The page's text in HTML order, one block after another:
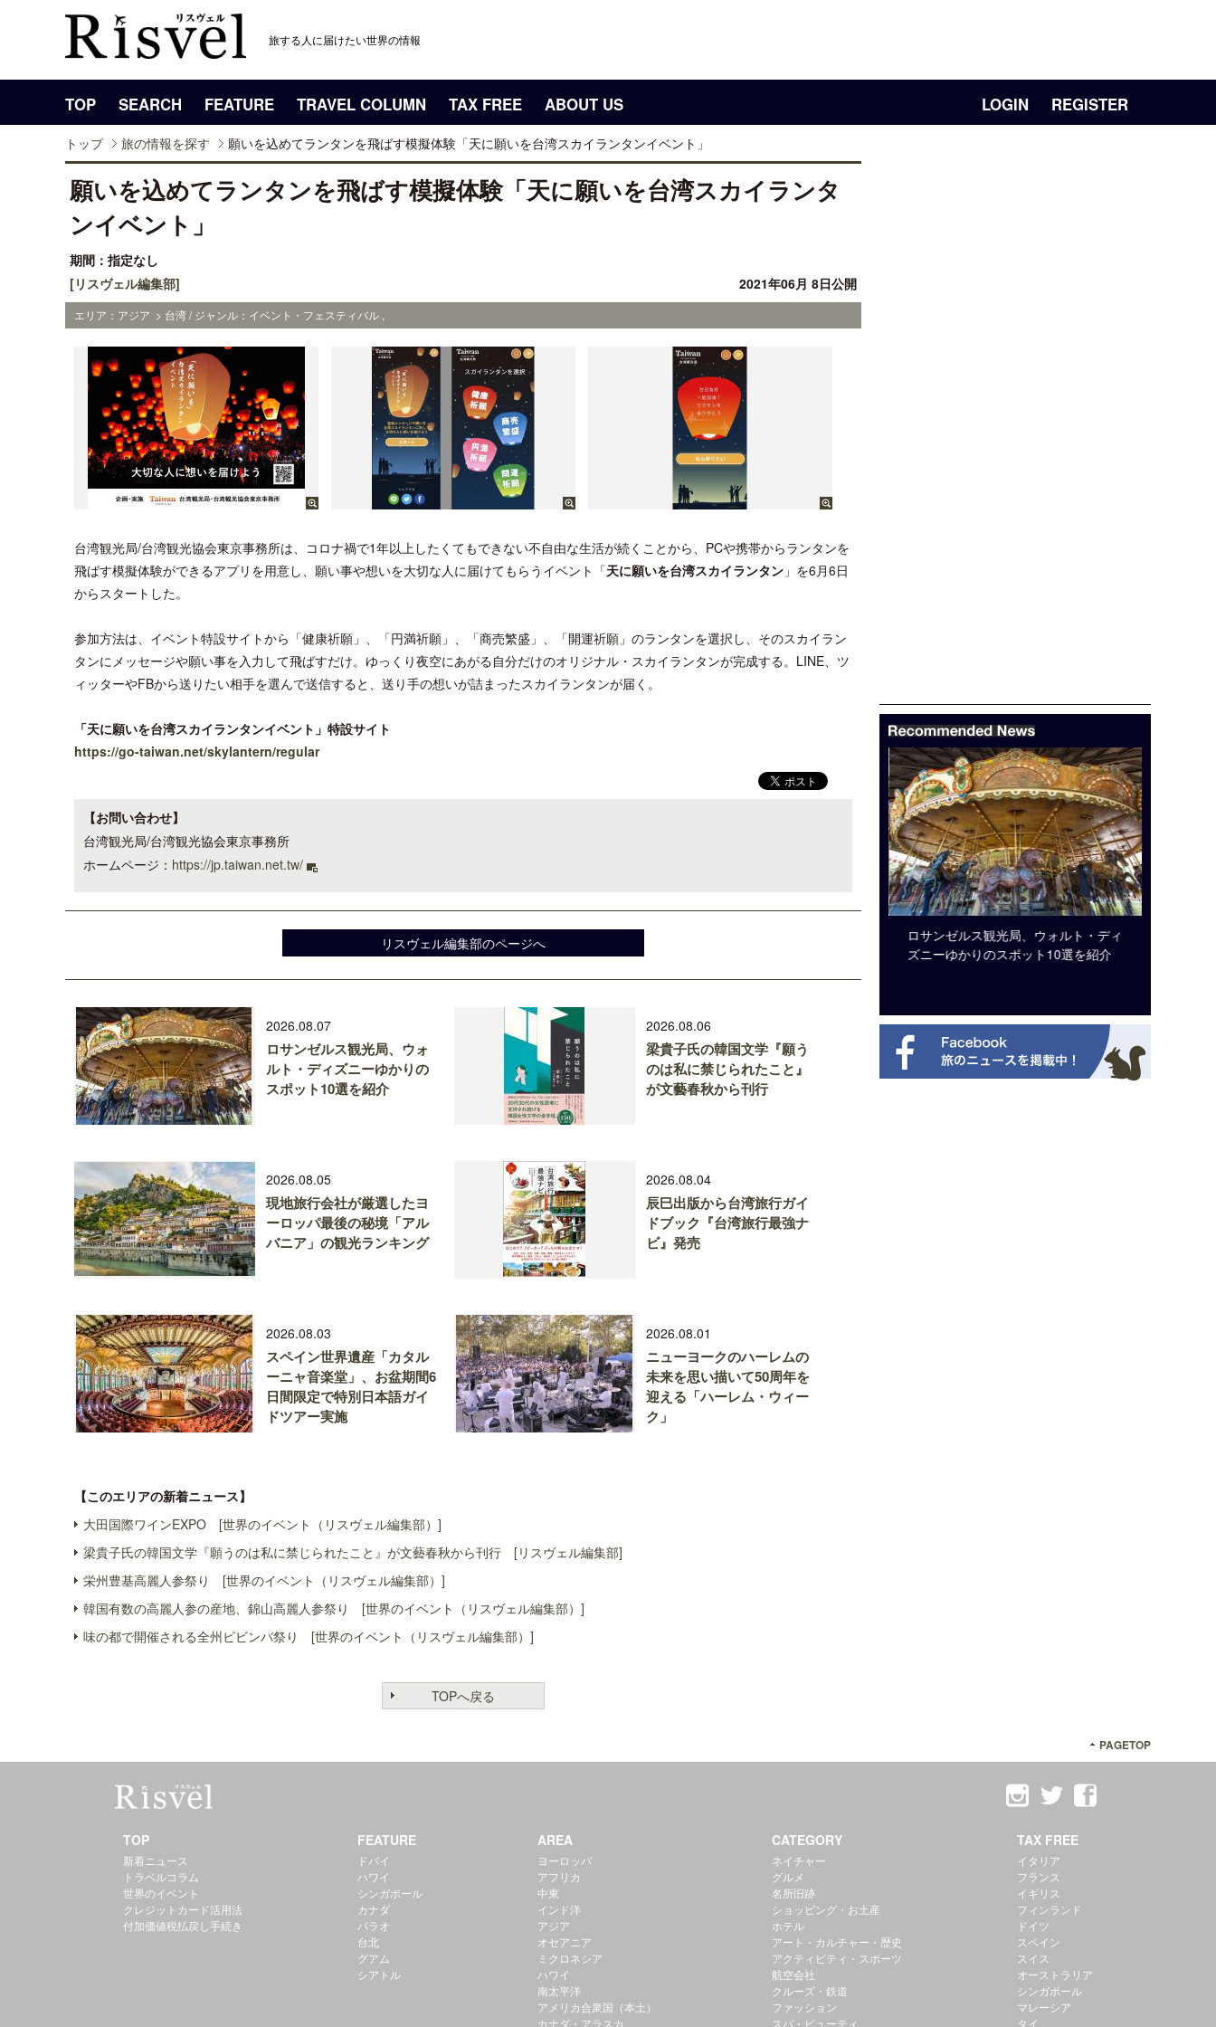
旅する人に届けたい世界の情報
TOP SEARCH FEATURE TRAVEL COLUMN TAX FREE ABOUT US LOGIN REGISTER
トップ 旅の情報を探す 願いを込めてランタンを飛ばす模擬体験「天に願いを台湾スカイランタンイベント」
願いを込めてランタンを飛ばす模擬体験「天に願いを台湾スカイランタ
ンイベント」
期間：指定なし
[リスヴェル編集部]
2021年06月 8日公開
エリア：アジア > 台湾 / ジャンル：イベント・フェスティバル ,
台湾観光局/台湾観光協会東京事務所は、コロナ禍で1年以上したくてもできない不自由な生活が続くことから、PCや携帯からランタンを
飛ばす模擬体験ができるアプリを用意し、願い事や想いを大切な人に届けてもらうイベント「天に願いを台湾スカイランタン 」を6月6日
からスタートした。
参加方法は、イベント特設サイトから「健康祈願」、「円満祈願」、「商売繁盛」、「開運祈願」のランタンを選択し、そのスカイラン
タンにメッセージや願い事を入力して飛ばすだけ。ゆっくり夜空にあがる自分だけのオリジナル・スカイランタンが完成する。LINE、ツ
ィッターやFBから送りたい相手を選んで送信すると、送り手の想いが詰まったスカイランタンが届く。
「天に願いを台湾スカイランタンイベント」特設サイト
https://go-taiwan.net/skylantern/regular
【お問い合わせ】
台湾観光局/台湾観光協会東京事務所
ホームページ： https://jp.taiwan.net.tw/
リスヴェル編集部のページへ
2026.08.07
ロサンゼルス観光局、ウォ
ルト・ディズニーゆかりの
スポット10選を紹介
2026.08.06
梁貴子氏の韓国文学『願う
のは私に禁じられたこと』
が文藝春秋から刊行
2026.08.05
現地旅行会社が厳選したヨ
ーロッパ最後の秘境「アル
バニア」の観光ランキング
2026.08.04
辰巳出版から台湾旅行ガイ
ドブック『台湾旅行最強ナ
ビ』発売
2026.08.03
スペイン世界遺産「カタル
ーニャ音楽堂」、お盆期間6
日間限定で特別日本語ガイ
ドツアー実施
2026.08.01
ニューヨークのハーレムの
未来を思い描いて50周年を
迎える「ハーレム・ウィー
ク」
【このエリアの新着ニュース】
大田国際ワインEXPO [世界のイベント（リスヴェル編集部）]
梁貴子氏の韓国文学『願うのは私に禁じられたこと』が文藝春秋から刊行 [リスヴェル編集部]
栄州豊基高麗人参祭り [世界のイベント（リスヴェル編集部）]
韓国有数の高麗人参の産地、錦山高麗人参祭り [世界のイベント（リスヴェル編集部）]
味の都で開催される全州ビビンバ祭り [世界のイベント（リスヴェル編集部）]
TOPへ戻る
クアロア・ランチ、新予約システム導
入のお知らせ
ロサンゼルス観光局、ウォルト・ディ
ズニーゆかりのスポット10選を紹介
PAGETOP
TOP
新着ニュース
トラベルコラム
世界のイベント
クレジットカード活用法
付加価値税払戻し手続き
FEATURE
ドバイ
ハワイ
シンガポール
カナダ
パラオ
台北
グアム
シアトル
AREA
ヨーロッパ
アフリカ
中東
インド洋
アジア
オセアニア
ミクロネシア
ハワイ
南太平洋
アメリカ合衆国（本土）
カナダ・アラスカ
CATEGORY
ネイチャー
グルメ
名所旧跡
ショッピング・お土産
ホテル
アート・カルチャー・歴史
アクティビティ・スポーツ
航空会社
クルーズ・鉄道
ファッション
スパ・ビューティ
TAX FREE
イタリア
フランス
イギリス
フィンランド
ドイツ
スペイン
スイス
オーストラリア
シンガポール
マレーシア
タイ